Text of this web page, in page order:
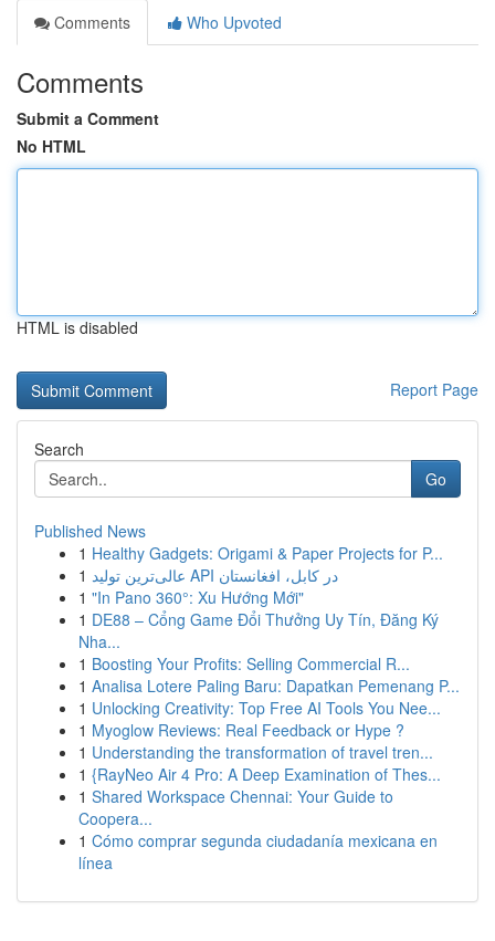
Comments
Who Upvoted
Comments
Submit a Comment
No HTML
HTML is disabled
Report Page
Search
Go
Published News
1 Healthy Gadgets: Origami & Paper Projects for P...
1
عالی‌ترین تولید API در کابل، افغانستان
1 "In Pano 360°: Xu Hướng Mới"
1 DE88 – Cổng Game Đổi Thưởng Uy Tín, Đăng Ký
Nha...
1 Boosting Your Profits: Selling Commercial R...
1 Analisa Lotere Paling Baru: Dapatkan Pemenang P...
1 Unlocking Creativity: Top Free AI Tools You Nee...
1 Myoglow Reviews: Real Feedback or Hype ?
1 Understanding the transformation of travel tren...
1 {RayNeo Air 4 Pro: A Deep Examination of Thes...
1 Shared Workspace Chennai: Your Guide to
Coopera...
1 Cómo comprar segunda ciudadanía mexicana en
línea